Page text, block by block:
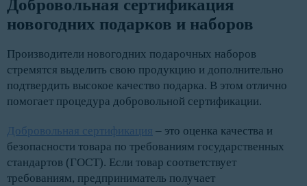
Добровольная сертификация
новогодних подарков и наборов
Производители новогодних подарочных наборов
стремятся выделить свою продукцию и дополнительно
подтвердить высокое качество подарка. В этом отлично
помогает процедура добровольной сертификации.
Добровольная сертификация – это оценка качества и
безопасности товара по требованиям государственных
стандартов (ГОСТ). Если товар соответствует
требованиям, предприниматель получает